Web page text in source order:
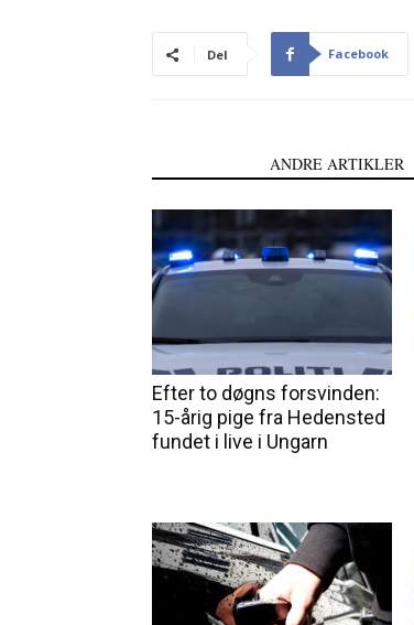
Del Facebook
ANDRE ARTIKLER
Efter to døgns forsvinden:
15-årig pige fra Hedensted
fundet i live i Ungarn